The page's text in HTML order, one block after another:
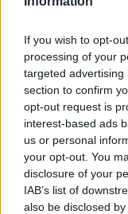
If you wish to opt-
processing of your
targeted
section to confirm
opt-out request is
interest-based ads
us or personal
your opt-out. You
disclosure of your
IAB’s list of
also be disclosed
HOZZÁSZÓLOK A